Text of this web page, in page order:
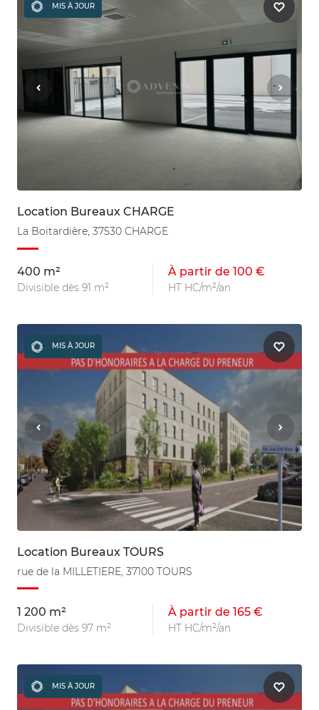
MIS À JOUR
Location Bureaux CHARGE
La Boitardière, 37530 CHARGE
400 m²
Divisible dès 91 m²
À partir de 100 €
HT HC/m²/an
MIS À JOUR
Location Bureaux TOURS
rue de la MILLETIERE, 37100 TOURS
1 200 m²
Divisible dès 97 m²
À partir de 165 €
HT HC/m²/an
MIS À JOUR